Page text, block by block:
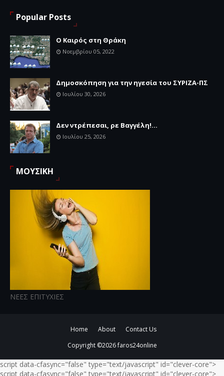
Popular Posts
Ο Καιρός στη Θράκη
Νοεμβρίου 05, 2022
Δημοσκόπηση για την ηγεσία του ΣΥΡΙΖΑ-ΠΣ
Ιουλίου 30, 2026
Δεν ντρέπεσαι, ρε Βαγγέλη!...
Ιουλίου 25, 2026
ΜΟΥΣΙΚΗ
ΝΕΕΣ ΕΠΙΤΥΧΙΕΣ
Home About
Contact Us
Copyright ©2026faros24online
script data-cfasync="false" type="text/javascript" id="clever-core">
script data-cfasync="false" type="text/javascript" id="clever-core">